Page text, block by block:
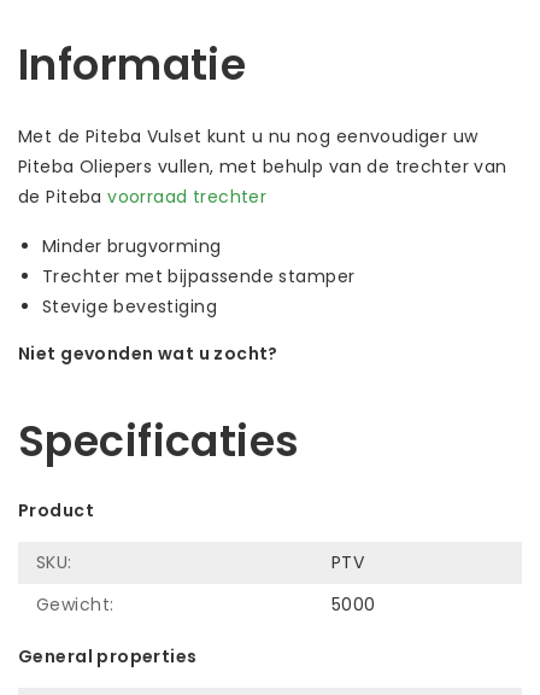
Informatie
Met de Piteba Vulset kunt u nu nog eenvoudiger uw
Piteba Oliepers vullen, met behulp van de trechter van
de Pitebavoorraad trechter
Minder brugvorming
Trechter met bijpassende stamper
Stevige bevestiging
Niet gevonden wat u zocht?
Specificaties
Product
SKU:
PTV
Gewicht:
5000
General properties